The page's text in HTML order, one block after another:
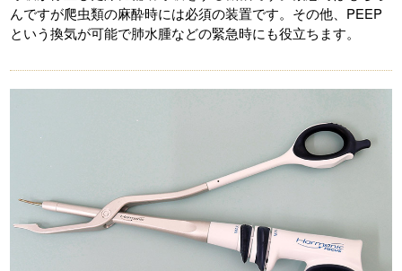
んですが爬虫類の麻酔時には必須の装置です。その他、PEEP
という換気が可能で肺水腫などの緊急時にも役立ちます。